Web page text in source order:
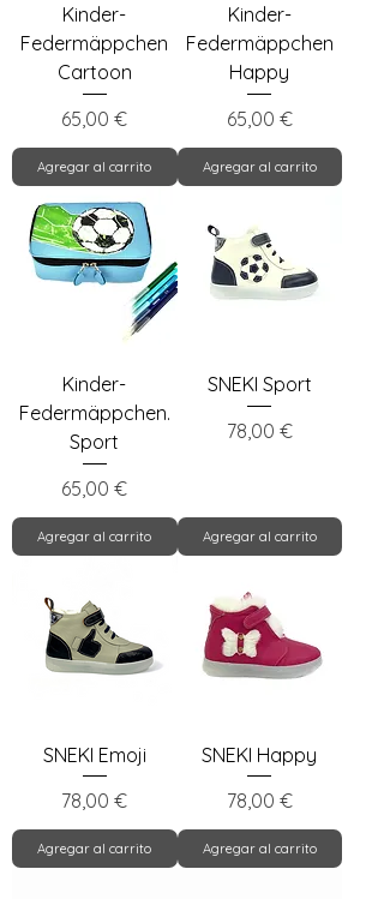
Kinder-
Federmäppchen
Cartoon
Precio
65,00 €
Agregar al carrito
Kinder-
Federmäppchen
Happy
Precio
65,00 €
Agregar al carrito
Kinder-
Federmäppchen.
Sport
Precio
65,00 €
Agregar al carrito
SNEKI Sport
Precio
78,00 €
Agregar al carrito
SNEKI Emoji
Precio
78,00 €
Agregar al carrito
SNEKI Happy
Precio
78,00 €
Agregar al carrito